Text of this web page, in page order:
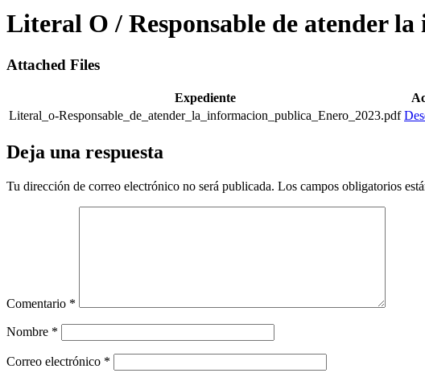
Literal O / Responsable de atender
Attached Files
Expediente
Literal_o-Responsable_de_atender_la_informacion_publica_Enero_2023.pdf
Deja una respuesta
Tu dirección de correo electrónico no será publicada. Los campos obligatorios
Comentario *
Nombre *
Correo electrónico *